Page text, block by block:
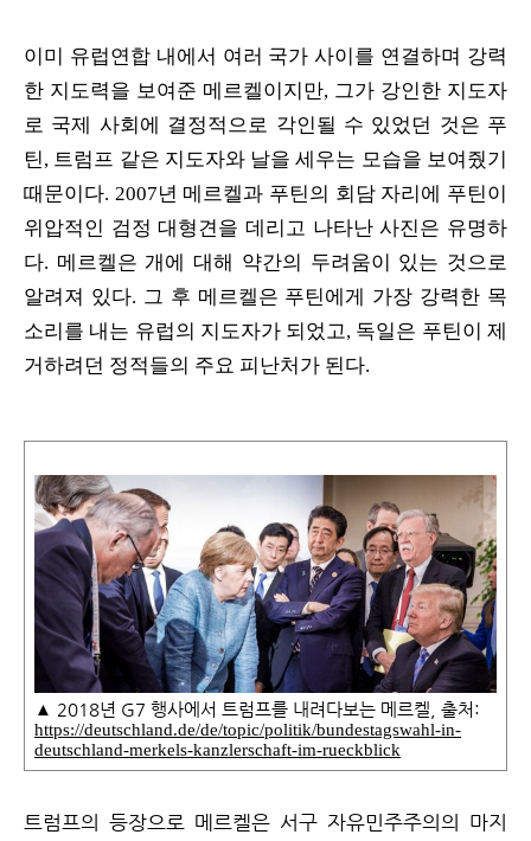
이미 유럽연합 내에서 여러 국가 사이를 연결하며 강력
한 지도력을 보여준 메르켈이지만, 그가 강인한 지도자
로 국제 사회에 결정적으로 각인될 수 있었던 것은 푸
틴, 트럼프 같은 지도자와 날을 세우는 모습을 보여줬기
때문이다. 2007년 메르켈과 푸틴의 회담 자리에 푸틴이
위압적인 검정 대형견을 데리고 나타난 사진은 유명하
다. 메르켈은 개에 대해 약간의 두려움이 있는 것으로
알려져 있다. 그 후 메르켈은 푸틴에게 가장 강력한 목
소리를 내는 유럽의 지도자가 되었고, 독일은 푸틴이 제
거하려던 정적들의 주요 피난처가 된다.
▲ 2018년 G7 행사에서 트럼프를 내려다보는 메르켈, 출처:
https://deutschland.de/de/topic/politik/bundestagswahl-in-
deutschland-merkels-kanzlerschaft-im-rueckblick
트럼프의 등장으로 메르켈은 서구 자유민주주의의 마지